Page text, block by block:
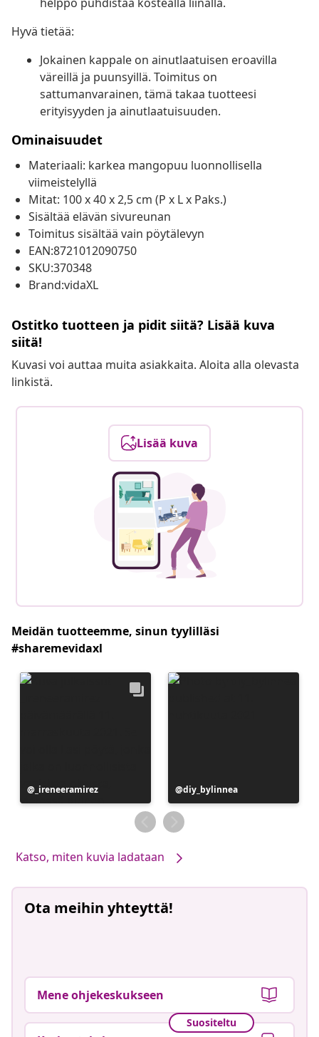
Hyvä tietää:
Jokainen kappale on ainutlaatuisen eroavilla
väreillä ja puunsyillä. Toimitus on
sattumanvarainen, tämä takaa tuotteesi
erityisyyden ja ainutlaatuisuuden.
Ominaisuudet
Materiaali: karkea mangopuu luonnollisella
viimeistelyllä
Mitat: 100 x 40 x 2,5 cm (P x L x Paks.)
Sisältää elävän sivureunan
Toimitus sisältää vain pöytälevyn
EAN:8721012090750
SKU:370348
Brand:vidaXL
Ostitko tuotteen ja pidit siitä? Lisää kuva
siitä!
Kuvasi voi auttaa muita asiakkaita. Aloita alla olevasta
linkistä.
Lisää kuva
Meidän tuotteemme, sinun tyylilläsi
#sharemevidaxl
Julkaissut
_ireneeramirez Julkaissut
diy_bylinnea
Katso, miten kuvia ladataan
Ota meihin yhteyttä!
Mene ohjekeskukseen
Suositeltu